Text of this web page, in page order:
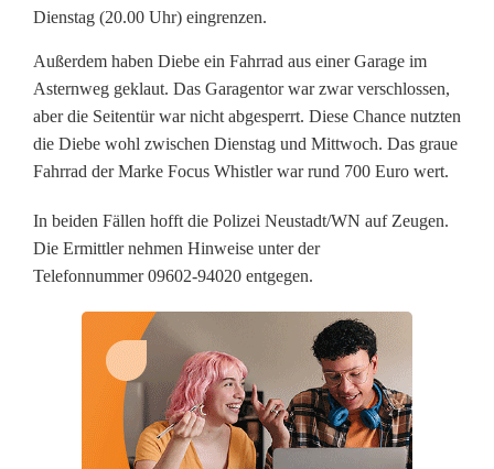
k
l
a
u
n
W
Dienstag (20.00 Uhr) eingrenzen.
Außerdem haben Diebe ein Fahrrad aus einer Garage im
Asternweg geklaut. Das Garagentor war zwar verschlossen,
aber die Seitentür war nicht abgesperrt. Diese Chance nutzten
die Diebe wohl zwischen Dienstag und Mittwoch. Das graue
Fahrrad der Marke Focus Whistler war rund 700 Euro wert.
In beiden Fällen hofft die Polizei Neustadt/WN auf Zeugen.
Die Ermittler nehmen Hinweise unter der
Telefonnummer 09602-94020 entgegen.